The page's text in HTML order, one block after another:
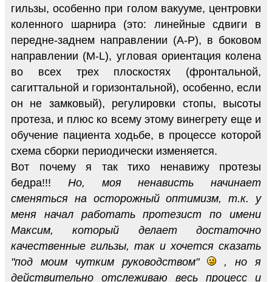
гильзы, особенно при голом вакууме, центровки
коленного шарнира (это: линейные сдвиги в
передне-заднем направлении (А-Р), в боковом
направлении (М-L), угловая ориентация колена
во всех трех плоскостях (фронтальной,
сагиттальной и горизонтальной), особенно, если
он не замковый), регулировки стопы, высоты
протеза, и плюс ко всему этому винегрету еще и
обучение пациента ходьбе, в процессе которой
схема сборки периодически изменяется.
Вот почему я так тихо ненавижу протезы
бедра!!! Но, моя ненависть начинает
сменяться на осторожный оптимизм, т.к. у
меня начал работать протезист по имени
Максим, который делает достаточно
качественные гильзы, так и хочется сказать
"под моим чутким руководством"
, но я
действительно отслеживаю весь процесс и